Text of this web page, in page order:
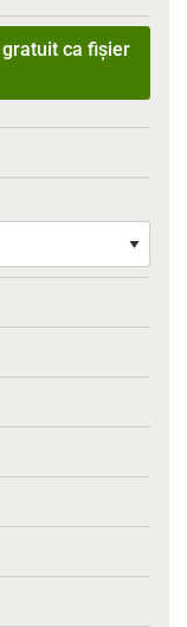
ca fișier